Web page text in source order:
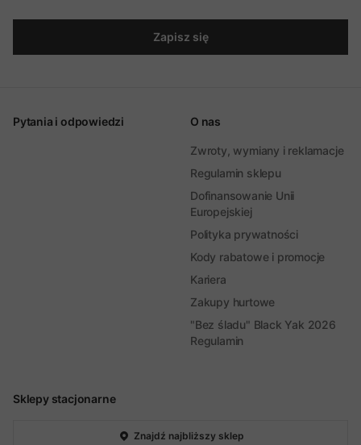
Zapisz się
Sklepy stacjonarne
Znajdź najbliższy sklep
Pytania i odpowiedzi O nas
Zwroty, wymiany i reklamacje
Regulamin sklepu
Dofinansowanie Unii
Europejskiej
Polityka prywatności
Kody rabatowe i promocje
Kariera
Zakupy hurtowe
"Bez śladu" Black Yak 2026
Regulamin